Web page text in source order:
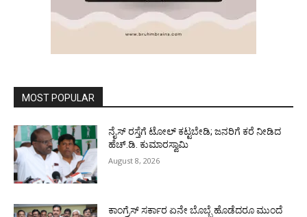
MOST POPULAR
ನೈಸ್ ರಸ್ತೆಗೆ ಟೋಲ್ ಕಟ್ಟಬೇಡಿ; ಜನರಿಗೆ ಕರೆ ನೀಡಿದ
ಹೆಚ್.ಡಿ. ಕುಮಾರಸ್ವಾಮಿ
August 8, 2026
ಕಾಂಗ್ರೆಸ್ ಸರ್ಕಾರ ಏನೇ ಬೊಬ್ಬೆ ಹೊಡೆದರೂ ಮುಂದೆ